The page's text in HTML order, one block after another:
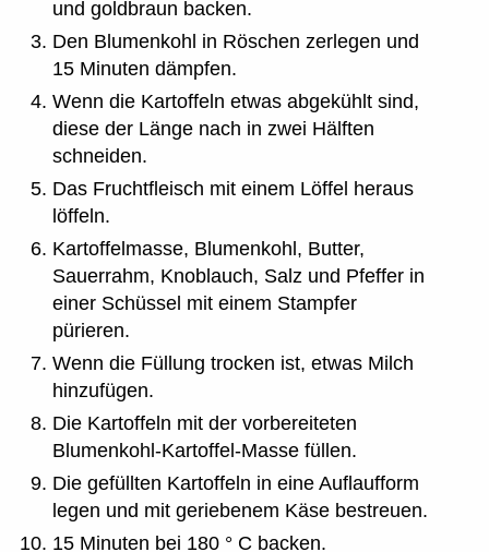
und goldbraun backen.
Den Blumenkohl in Röschen zerlegen und
15 Minuten dämpfen.
Wenn die Kartoffeln etwas abgekühlt sind,
diese der Länge nach in zwei Hälften
schneiden.
Das Fruchtfleisch mit einem Löffel heraus
löffeln.
Kartoffelmasse, Blumenkohl, Butter,
Sauerrahm, Knoblauch, Salz und Pfeffer in
einer Schüssel mit einem Stampfer
pürieren.
Wenn die Füllung trocken ist, etwas Milch
hinzufügen.
Die Kartoffeln mit der vorbereiteten
Blumenkohl-Kartoffel-Masse füllen.
Die gefüllten Kartoffeln in eine Auflaufform
legen und mit geriebenem Käse bestreuen.
15 Minuten bei 180 ° C backen.